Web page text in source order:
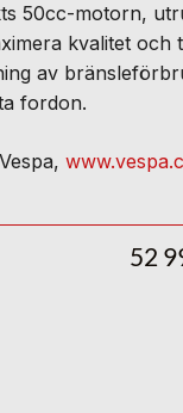
50cc-motorn,
kvalitet och
av
fordon.
52